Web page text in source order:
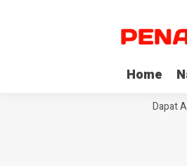
Home
Tiga Napi Korupsi di Sultra Dapat